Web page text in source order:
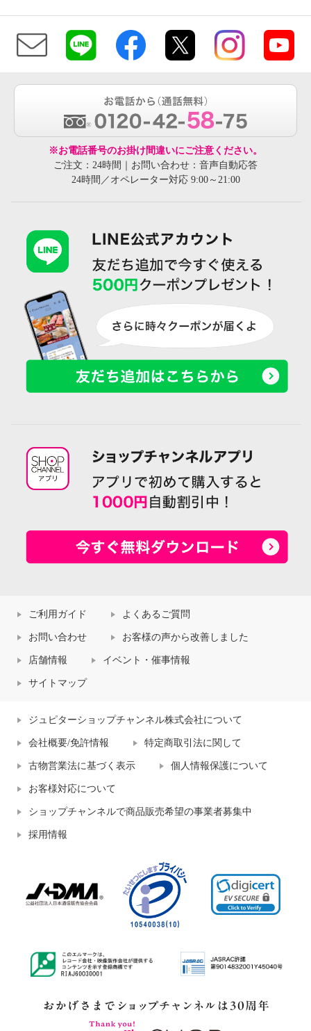
※お電話番号のお掛け間違いにご注意ください。
ご注文：24時間｜お問い合わせ：音声自動応答
24時間／オペレーター対応 9:00～21:00
ご利用ガイド よくあるご質問
お問い合わせ お客様の声から改善しました
店舗情報 イベント・催事情報
サイトマップ
ジュピターショップチャンネル株式会社について
会社概要/免許情報 特定商取引法に関して
古物営業法に基づく表示 個人情報保護について
お客様対応について
ショップチャンネルで商品販売希望の事業者募集中
採用情報